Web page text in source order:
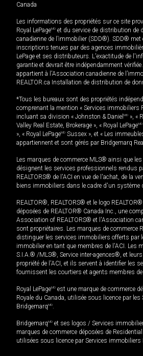
Canada
Les informations des propriétés sur ce site
Royal LePageMD et du service de distribution de
canadienne de l’immobilier (SDD®). SDD® met
inscriptions tenues par des agences
LePage et ses distributeurs. L'exactitude de
garantie et devrait être indépendamment
appartient à l'Association canadienne de
REALTOR.ca Installation de distribution de
*Tous les bureaux sont des propriétés
comprenant la mention « Services immobiliers
incluant sa division « Johnston & Daniel MD », «
Valley Real Estate, Brokerage », « Royal LePageMD
», « Royal LePageMD Sussex », et « Les
appartiennent et sont gérés par Bridgemarq
Les marques de commerce MLS® ainsi que
désignent les services professionnels rendus
REALTORS® de l'ACI en vue de l'achat, de la
biens immobiliers dans le cadre d'un système
REALTOR®, REALTORS® et le logo
déposées de REALTOR® Canada Inc., une
Association of REALTORS® et l'Association
sont propriétaires. Les marques de commerce
distinguer les services immobiliers offerts par
immobilier en tant que membres de l'ACI. Les
S.I.A.® /MLS®, Service inter-agences®, et
propriété de l'ACI, et ils servent à identifier les
fournissent les courtiers et agents membres de
Royal LePageMD est une marque de commerce
Royale du Canada, utilisée sous licence par
BridgemarqMD.
BridgemarqMD et ses logos / Services
marques de commerce déposées de
utilisées sous licence par Services immobiliers